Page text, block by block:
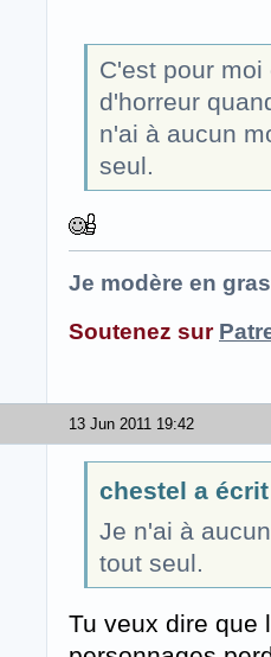
C'est pour
d'horreur
n'ai à aucun
seul.
Je modère en
Soutenez sur
13 Jun 2011 19:42
chestel a
Je n'ai à
tout seul.
Tu veux dire que